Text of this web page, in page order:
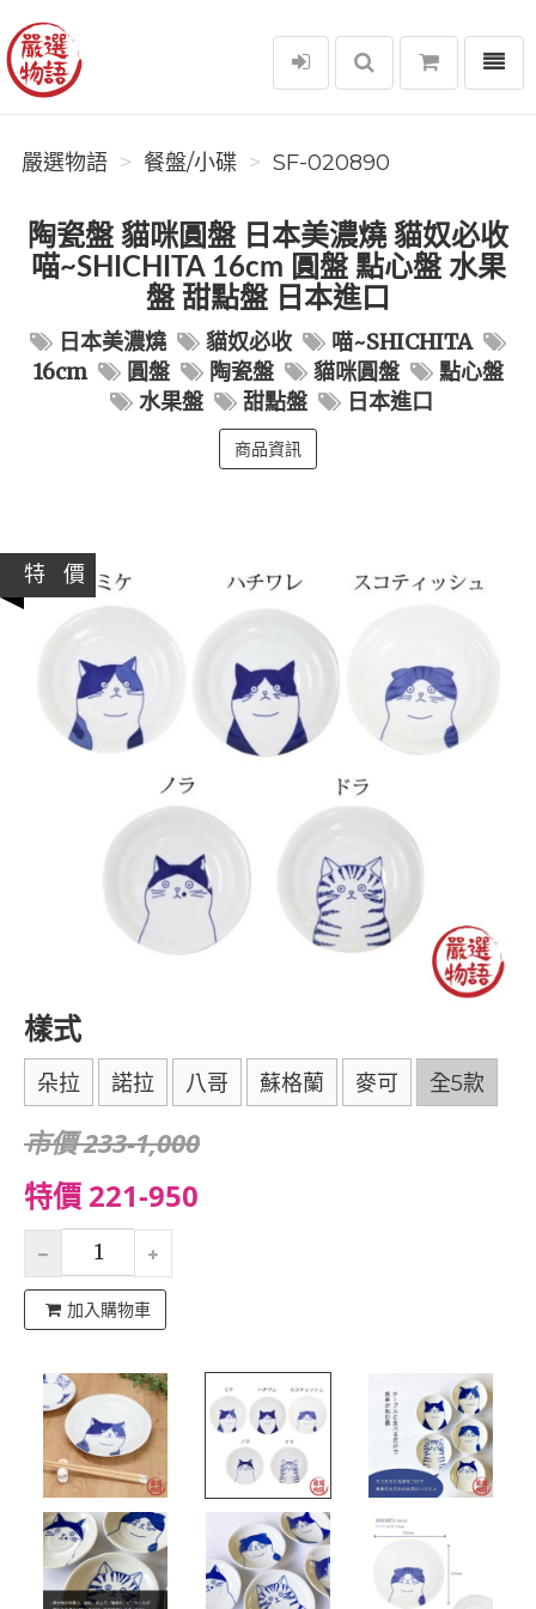
嚴選物語
選單
嚴選物語 餐盤/小碟 SF-020890
陶瓷盤 貓咪圓盤 日本美濃燒 貓奴必收
喵~SHICHITA 16cm 圓盤 點心盤 水果
盤 甜點盤 日本進口
日本美濃燒 貓奴必收
喵~SHICHITA
16cm
圓盤 陶瓷盤 貓咪圓盤
點心盤
水果盤
甜點盤 日本進口
商品資訊
特 價
樣式
朵拉 諾拉 八哥 蘇格蘭 麥可 全5款
市價 233-1,000
特價 221-950
加入購物車